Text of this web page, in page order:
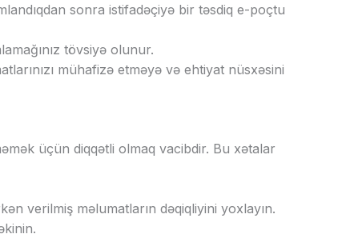
sonra istifadəçiyə bir təsdiq e-poçtu
tövsiyə olunur.
mühafizə etməyə və ehtiyat nüsxəsini
üçün diqqətli olmaq vacibdir. Bu xətalar
verilmiş məlumatların dəqiqliyini yoxlayın.